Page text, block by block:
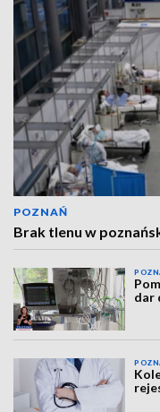
POZNAŃ
Brak tlenu w
dar